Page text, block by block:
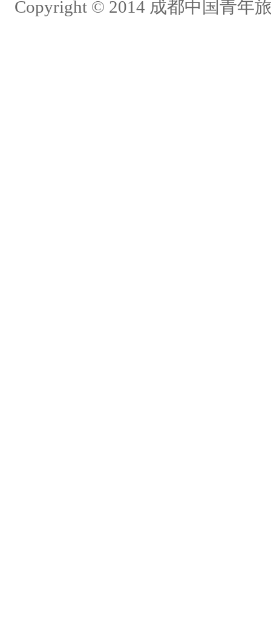
Copyright © 2014 成都中国青年